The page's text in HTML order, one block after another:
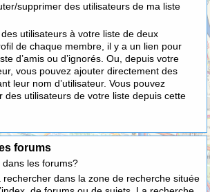
supprimer des utilisateurs de ma liste
utilisateurs à votre liste de deux
de chaque membre, il y a un lien pour
d’amis ou d’ignorés. Ou, depuis votre
vous pouvez ajouter directement des
leur nom d’utilisateur. Vous pouvez
des utilisateurs de votre liste depuis cette
forums
les forums?
rechercher dans la zone de recherche située